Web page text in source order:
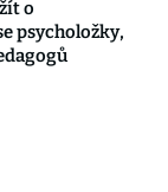
o
psycholožky,